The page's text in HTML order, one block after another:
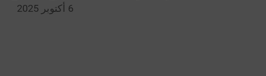
6 أكتوبر 2025